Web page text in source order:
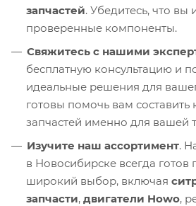
запчастей. Убедитесь, что вы
проверенные компоненты.
Свяжитесь с нашими
бесплатную консультацию и
идеальные решения для
готовы помочь вам составить
запчастей именно для вашей
Изучите наш ассортимент.
в Новосибирске всегда готов
широкий выбор, включая
запчасти, двигатели Howo,